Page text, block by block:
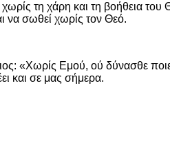
τη χάρη και τη βοήθεια
να σωθεί χωρίς τον Θεό.
«Χωρίς Εμού, ού δύνασθε
και σε μας σήμερα.